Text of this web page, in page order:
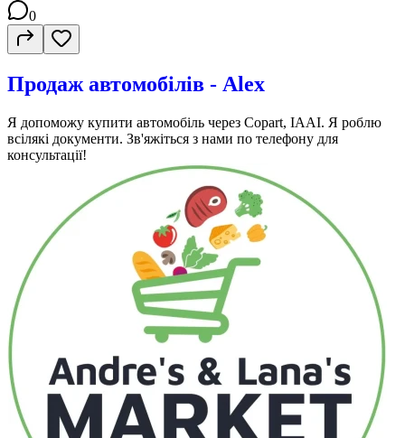
0
Продаж автомобілів - Alex
Я допоможу купити автомобіль через Copart, IAAI. Я роблю
всілякі документи. Зв'яжіться з нами по телефону для
консультації!